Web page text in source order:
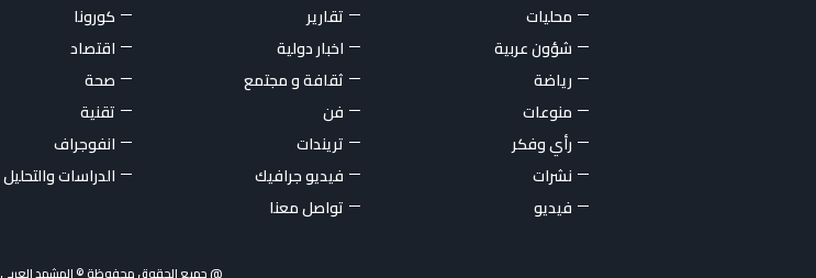
محليات
تقارير
كورونا
شؤون عربية
اخبار دولية
اقتصاد
رياضة
ثقافة و مجتمع
صحة
منوعات
فن
تقنية
رأي وفكر
تريندات
انفوجراف
نشرات
فيديو جرافيك
الدراسات والتحليل
فيديو
تواصل معنا
@ جميع الحقوق محفوظة © المشهد العربي 2017 - 2018